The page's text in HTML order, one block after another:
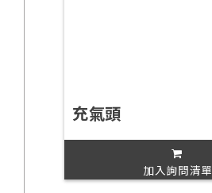
充氣頭
加入詢問清單